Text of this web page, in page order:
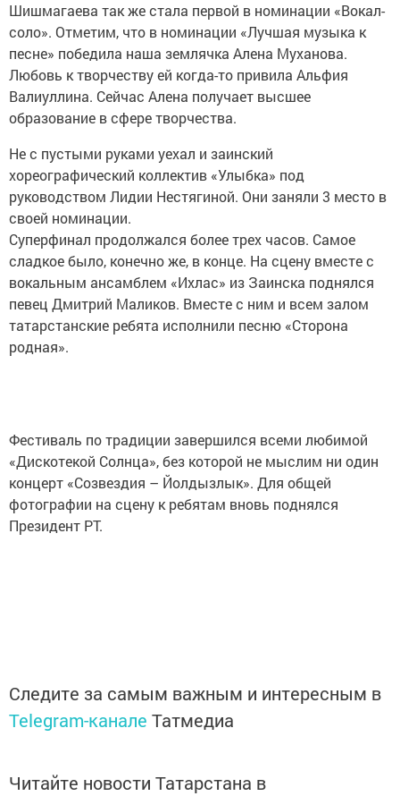
Шишмагаева так же стала первой в номинации «Вокал-
соло». Отметим, что в номинации «Лучшая музыка к
песне» победила наша землячка Алена Муханова.
Любовь к творчеству ей когда-то привила Альфия
Валиуллина. Сейчас Алена получает высшее
образование в сфере творчества.
Не с пустыми руками уехал и заинский
хореографический коллектив «Улыбка» под
руководством Лидии Нестягиной. Они заняли 3 место в
своей номинации.
Суперфинал продолжался более трех часов. Самое
сладкое было, конечно же, в конце. На сцену вместе с
вокальным ансамблем «Ихлас» из Заинска поднялся
певец Дмитрий Маликов. Вместе с ним и всем залом
татарстанские ребята исполнили песню «Сторона
родная».
Фестиваль по традиции завершился всеми любимой
«Дискотекой Солнца», без которой не мыслим ни один
концерт «Созвездия – Йолдызлык». Для общей
фотографии на сцену к ребятам вновь поднялся
Президент РТ.
Следите за самым важным и интересным в
Telegram-канале Татмедиа
Читайте новости Татарстана в